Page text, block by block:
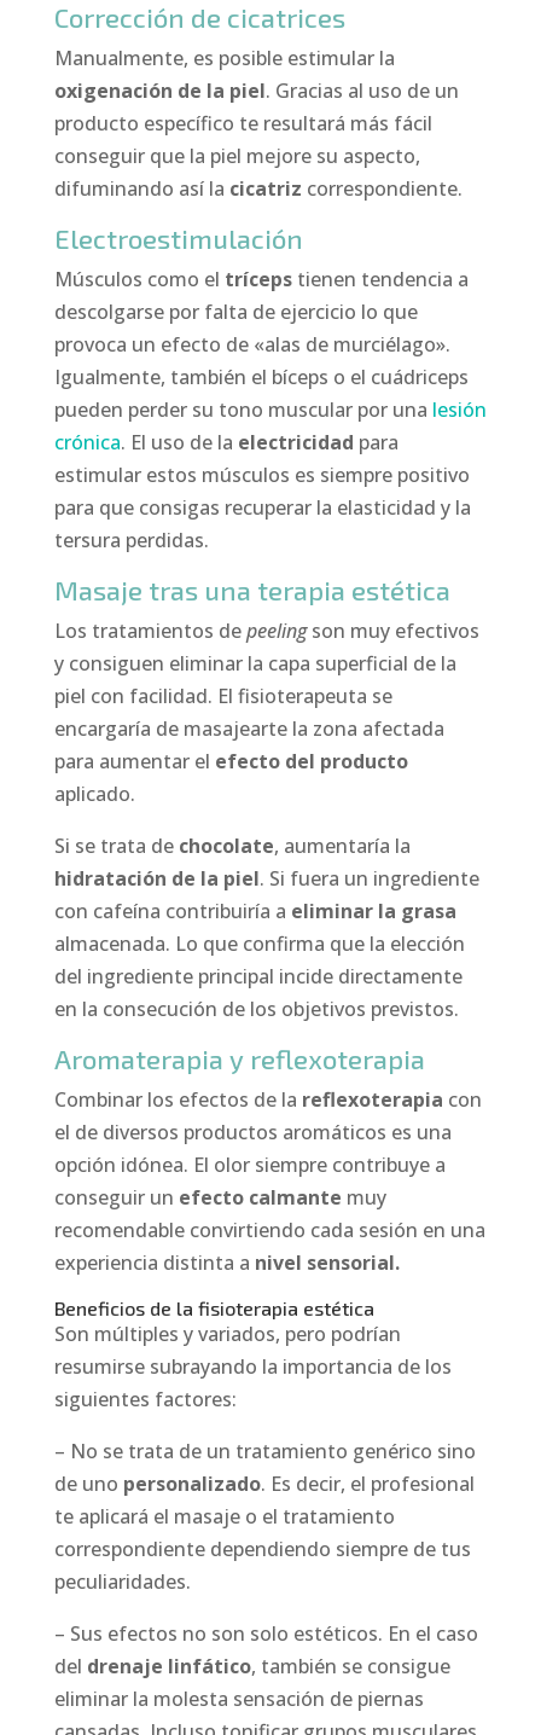
Corrección de cicatrices
Manualmente, es posible estimular la
oxigenación de la piel. Gracias al uso de un
producto específico te resultará más fácil
conseguir que la piel mejore su aspecto,
difuminando así la cicatriz correspondiente.
Electroestimulación
Músculos como el trícepstienen tendencia a
descolgarse por falta de ejercicio lo que
provoca un efecto de «alas de murciélago».
Igualmente, también el bíceps o el cuádriceps
pueden perder su tono muscular por una lesión
crónica. El uso de la electricidad para
estimular estos músculos es siempre positivo
para que consigas recuperar la elasticidad y la
tersura perdidas.
Masaje tras una terapia estética
Los tratamientos depeelingson muy efectivos
y consiguen eliminar la capa superficial de la
piel con facilidad. El fisioterapeuta se
encargaría de masajearte la zona afectada
para aumentar el efecto del producto
aplicado.
Si se trata de chocolate, aumentaría la
hidratación de la piel. Si fuera un ingrediente
con cafeína contribuiría a eliminar la grasa
almacenada. Lo que confirma que la elección
del ingrediente principal incide directamente
en la consecución de los objetivos previstos.
Aromaterapia y reflexoterapia
Combinar los efectos de la reflexoterapia con
el de diversos productos aromáticos es una
opción idónea. El olor siempre contribuye a
conseguir un efecto calmante muy
recomendable convirtiendo cada sesión en una
experiencia distinta a nivel sensorial.
Beneficios de la fisioterapia estética
Son múltiples y variados, pero podrían
resumirse subrayando la importancia de los
siguientes factores:
– No se trata de un tratamiento genérico sino
de uno personalizado. Es decir, el profesional
te aplicará el masaje o el tratamiento
correspondiente dependiendo siempre de tus
peculiaridades.
– Sus efectos no son solo estéticos. En el caso
del drenaje linfático, también se consigue
eliminar la molesta sensación de piernas